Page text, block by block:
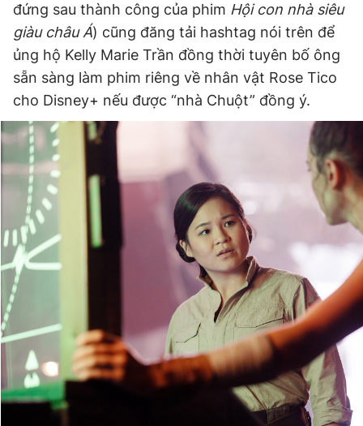
đứng sau thành công của phim Hội con nhà siêu
giàu châu Á) cũng đăng tải hashtag nói trên để
ủng hộ Kelly Marie Trần đồng thời tuyên bố ông
sẵn sàng làm phim riêng về nhân vật Rose Tico
cho Disney+ nếu được “nhà Chuột” đồng ý.